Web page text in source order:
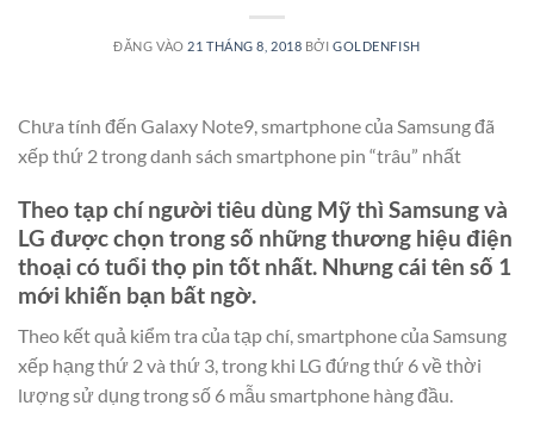
ĐĂNG VÀO 21 THÁNG 8, 2018 BỞIGOLDENFISH
Chưa tính đến Galaxy Note9, smartphone của Samsung đã
xếp thứ 2 trong danh sách smartphone pin “trâu” nhất
Theo tạp chí người tiêu dùng Mỹ thì Samsung và
LG được chọn trong số những thương hiệu điện
thoại có tuổi thọ pin tốt nhất. Nhưng cái tên số 1
mới khiến bạn bất ngờ.
Theo kết quả kiểm tra của tạp chí, smartphone của Samsung
xếp hạng thứ 2 và thứ 3, trong khi LG đứng thứ 6 về thời
lượng sử dụng trong số 6 mẫu smartphone hàng đầu.